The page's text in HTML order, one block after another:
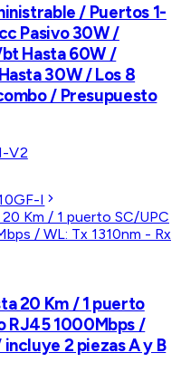
/ Puertos 1-
Pasivo 30W /
Hasta 60W /
30W / Los 8
/ Presupuesto
V2
I
20 Km / 1 puerto
RJ45 1000Mbps /
incluye 2 piezas A y B